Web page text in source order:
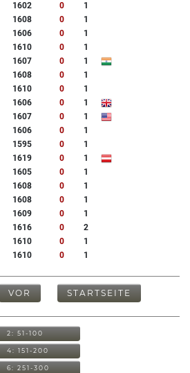
1602 0
1
1608 0
1
1606 0
1
1610 0
1
1607 0
1
1608 0
1
1610 0
1
1606 0
1
1607 0
1
1606 0
1
1595 0
1
1619 0
1
1605 0
1
1608 0
1
1608 0
1
1609 0
1
1616 0
2
1610 0
1
1610 0 1
VOR STARTSEITE
2: 51-100
4: 151-200
6: 251-300